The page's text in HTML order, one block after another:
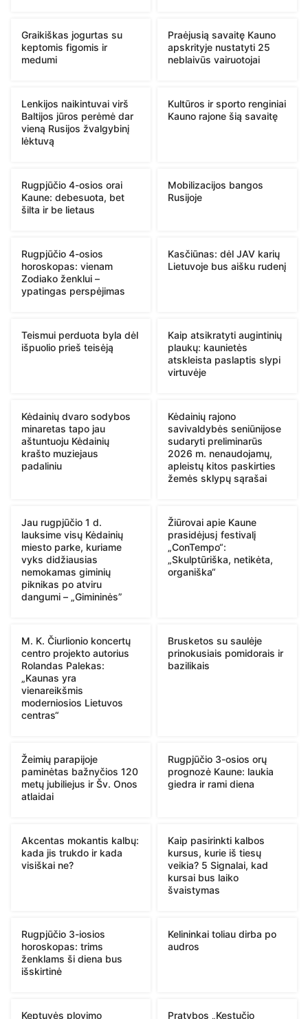
Graikiškas jogurtas su
keptomis figomis ir
medumi
Praėjusią savaitę Kauno
apskrityje nustatyti 25
neblaivūs vairuotojai
Lenkijos naikintuvai virš
Baltijos jūros perėmė dar
vieną Rusijos žvalgybinį
lėktuvą
Kultūros ir sporto renginiai
Kauno rajone šią savaitę
Rugpjūčio 4-osios orai
Kaune: debesuota, bet
šilta ir be lietaus
Mobilizacijos bangos
Rusijoje
Rugpjūčio 4-osios
horoskopas: vienam
Zodiako ženklui –
ypatingas perspėjimas
Kasčiūnas: dėl JAV karių
Lietuvoje bus aišku rudenį
Teismui perduota byla dėl
išpuolio prieš teisėją
Kaip atsikratyti augintinių
plaukų: kaunietės
atskleista paslaptis slypi
virtuvėje
Kėdainių dvaro sodybos
minaretas tapo jau
aštuntuoju Kėdainių
krašto muziejaus
padaliniu
Kėdainių rajono
savivaldybės seniūnijose
sudaryti preliminarūs
2026 m. nenaudojamų,
apleistų kitos paskirties
žemės sklypų sąrašai
Jau rugpjūčio 1 d.
lauksime visų Kėdainių
miesto parke, kuriame
vyks didžiausias
nemokamas giminių
piknikas po atviru
dangumi – „Gimininės”
Žiūrovai apie Kaune
prasidėjusį festivalį
„ConTempo“:
„Skulptūriška, netikėta,
organiška“
M. K. Čiurlionio koncertų
centro projekto autorius
Rolandas Palekas:
„Kaunas yra
vienareikšmis
moderniosios Lietuvos
centras“
Brusketos su saulėje
prinokusiais pomidorais ir
bazilikais
Žeimių parapijoje
paminėtas bažnyčios 120
metų jubiliejus ir Šv. Onos
atlaidai
Rugpjūčio 3-osios orų
prognozė Kaune: laukia
giedra ir rami diena
Akcentas mokantis kalbų:
kada jis trukdo ir kada
visiškai ne?
Kaip pasirinkti kalbos
kursus, kurie iš tiesų
veikia? 5 Signalai, kad
kursai bus laiko
švaistymas
Rugpjūčio 3-iosios
horoskopas: trims
ženklams ši diena bus
išskirtinė
Kelininkai toliau dirba po
audros
Keptuvės plovimo
Pratybos „Kęstučio